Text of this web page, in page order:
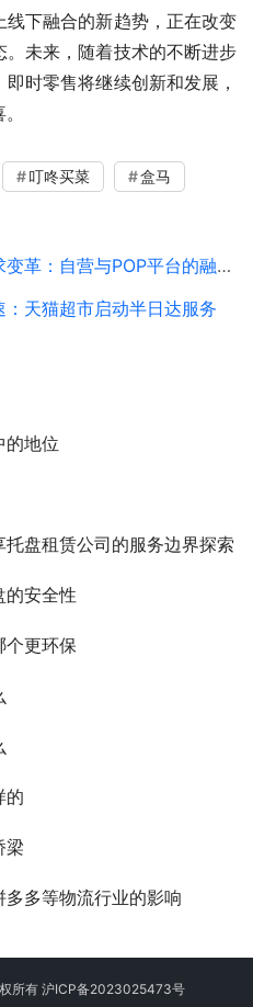
下融合的新趋势，正在改变
未来，随着技术的不断进步
时零售将继续创新和发展，
叮咚买菜
盒马
：自营与POP平台的融合之旅
天猫超市启动半日达服务
的地位
盘租赁公司的服务边界探索
的安全性
个更环保
的
梁
多等物流行业的影响
所有 沪ICP备2023025473号